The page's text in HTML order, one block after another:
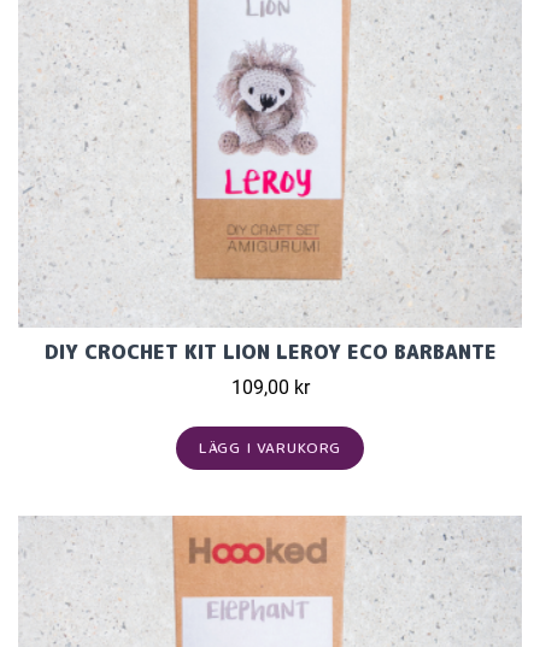
DIY CROCHET KIT LION LEROY ECO BARBANTE
109,00 kr
LÄGG I VARUKORG